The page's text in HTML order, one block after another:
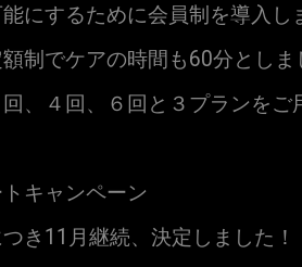
にするために会員制を導入し
額制でケアの時間も60分としま
回、４回、６回と３プランをご
キャンペーン
き11月継続、決定しました！